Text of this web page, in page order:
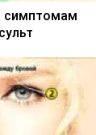
симптомам